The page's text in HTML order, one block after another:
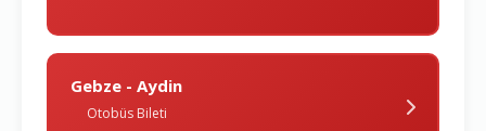
Gebze - Aydin
Otobüs Bileti